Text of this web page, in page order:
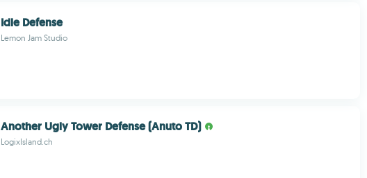
Idle Defense
Lemon Jam Studio
Another Ugly Tower Defense (Anuto TD)
LogixIsland.ch